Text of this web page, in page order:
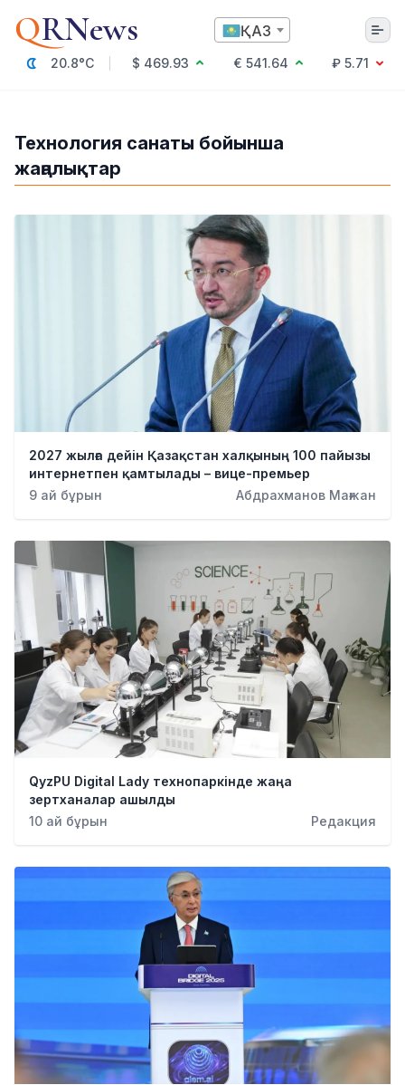
QRNews ҚАЗ
20.8°C $ 469.93 € 541.64
₽ 5.71
Саясат
Қылмыс
Технология санаты бойынша
жаңалықтар
2027 жылға дейін Қазақстан халқының 100 пайызы
интернетпен қамтылады – вице-премьер
9 ай бұрын
Абдрахманов Мағжан
QyzPU Digital Lady технопаркінде жаңа
зертханалар ашылды
10 ай бұрын
Редакция